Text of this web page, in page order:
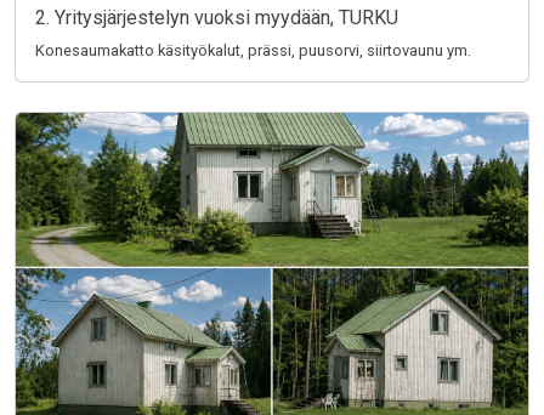
2. Yritysjärjestelyn vuoksi myydään, TURKU
Konesaumakatto käsityökalut, prässi, puusorvi, siirtovaunu ym.